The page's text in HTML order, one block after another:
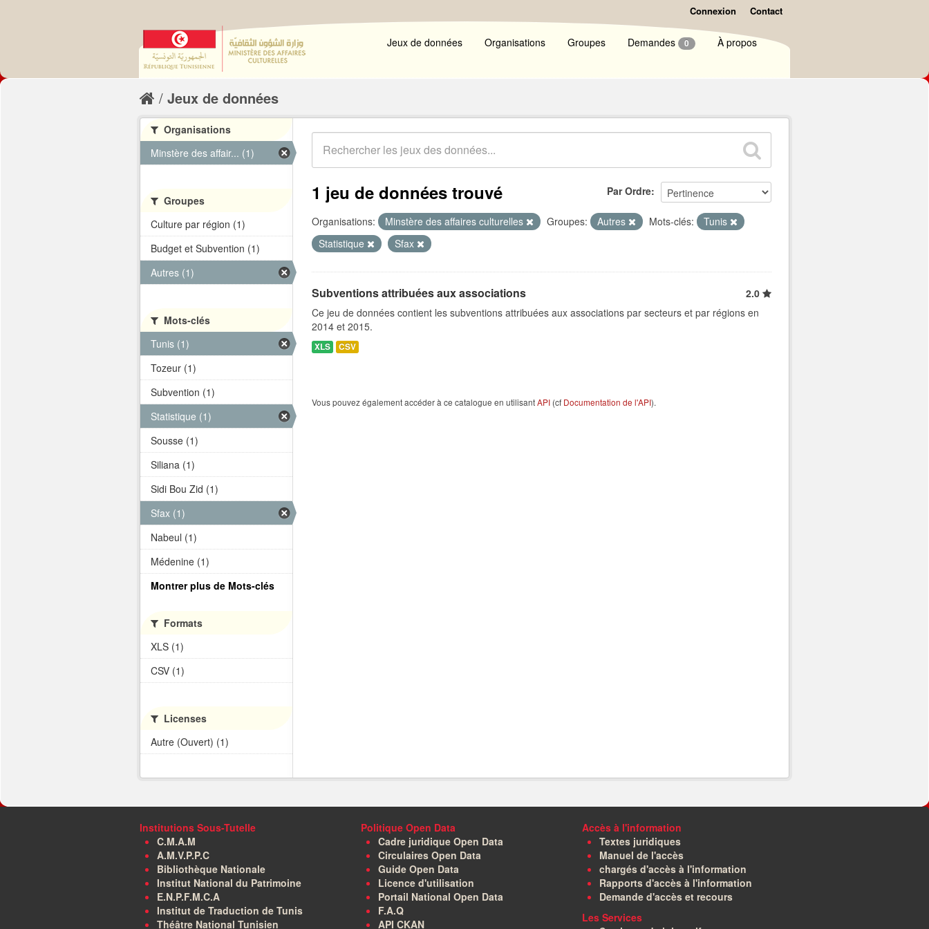
Connexion Contact
Jeux de données Organisations Groupes Demandes 0 À propos
Jeux de données
Par Ordre
1 jeu de données trouvé
Organisations: Minstère des affaires culturelles Groupes: Autres Mots-clés:
Tunis
Statistique
Sfax
Subventions attribuées aux associations
2.0
Ce jeu de données contient les subventions attribuées aux associations par secteurs et par régions en
2014 et 2015.
XLS CSV
Vous pouvez également accéder à ce catalogue en utilisantAPI (cf Documentation de l'API).
Organisations
Minstère des affair... (1)
Groupes
Culture par région (1)
Budget et Subvention (1)
Autres (1)
Mots-clés
Tunis (1)
Tozeur (1)
Subvention (1)
Statistique (1)
Sousse (1)
Siliana (1)
Sidi Bou Zid (1)
Sfax (1)
Nabeul (1)
Médenine (1)
Montrer plus de Mots-clés
Formats
XLS (1)
CSV (1)
Licenses
Autre (Ouvert) (1)
Institutions Sous-Tutelle
C.M.A.M
A.M.V.P.P.C
Bibliothèque Nationale
Institut National du Patrimoine
E.N.P.F.M.C.A
Institut de Traduction de Tunis
Théâtre National Tunisien
Politique Open Data
Cadre juridique Open Data
Circulaires Open Data
Guide Open Data
Licence d'utilisation
Portail National Open Data
F.A.Q
API CKAN
Accès à l'information
Textes juridiques
Manuel de l'accès
chargés d'accès à l'information
Rapports d'accès à l'information
Demande d'accès et recours
Les Services